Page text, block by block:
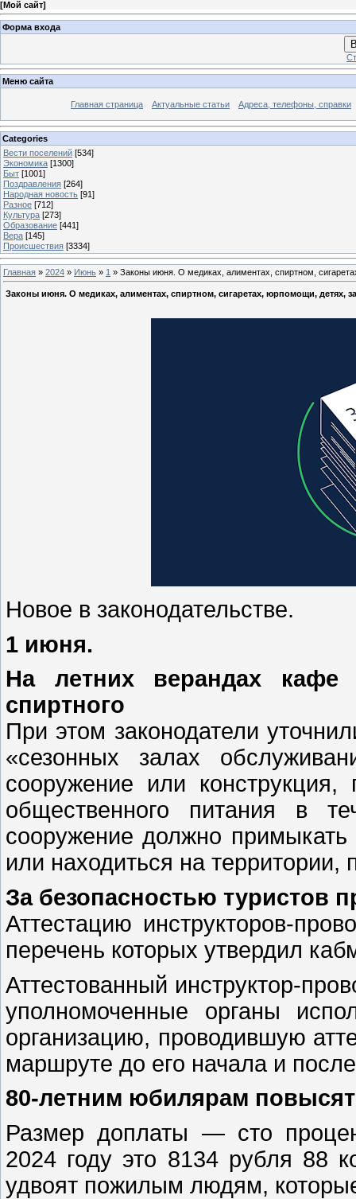
[Мой сайт]
Форма входа
Меню сайта
Главная страница Актуальные статьи Адреса, телефоны, справки
Categories
Вести поселений [534]
Экономика [1300]
Быт [1001]
Поздравления [264]
Народная новость [91]
Разное [712]
Культура [273]
Образование [441]
Вера [145]
Происшествия [3334]
Главная » 2024 » Июнь » 1 » Законы июня. О медиках, алиментах, спиртном,
Законы июня. О медиках, алиментах, спиртном, сигаретах, юрпомощи, детях,
Новое в законодательстве.
1 июня.
На летних верандах кафе
спиртного
При этом законодатели
«сезонных залах
сооружение или конструкция,
общественного питания в
сооружение должно
или находиться на
За безопасностью туристов
Аттестацию инструкторов-
перечень которых утвердил
Аттестованный инструктор-
уполномоченные органы
организацию, проводившую
маршруте до его начала и
80-летним юбилярам
Размер доплаты — сто
2024 году это 8134 рубля 88
удвоят пожилым людям,